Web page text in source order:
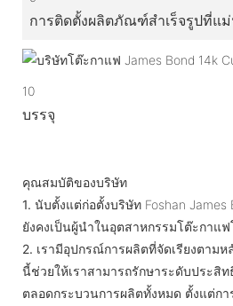
การติดตั้งผลิตภัณฑ์สำเร็จรูปที่แ
10
บรรจุ
คุณสมบัติของบริษัท
1. นับตั้งแต่ก่อตั้งบริษัท Foshan James
ยังคงเป็นผู้นำในอุตสาหกรรมโต๊ะกาแ
2. เรามีอุปกรณ์การผลิตที่จัดเรียงตาม
นี้ช่วยให้เราสามารถรักษาระดับประสิ
ตลอดกระบวนการผลิตทั้งหมด ตั้งแต่ก